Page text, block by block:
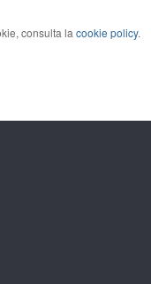
consulta la cookie policy.